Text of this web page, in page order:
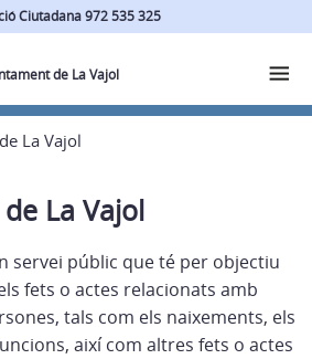
Ciutadana 972 535 325
de La Vajol
La Vajol
La Vajol
servei públic que té per objectiu
fets o actes relacionats amb
tals com els naixements, els
així com altres fets o actes